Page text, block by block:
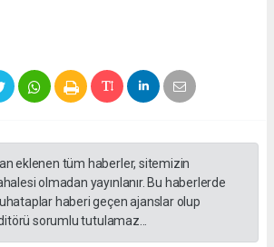
eklenen tüm haberler, sitemizin
olmadan yayınlanır. Bu haberlerde
haberi geçen ajanslar olup
sorumlu tutulamaz...